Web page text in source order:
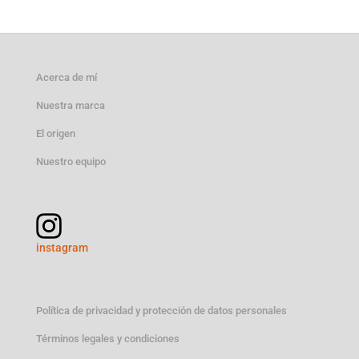
Acerca de mí
Nuestra marca
El origen
Nuestro equipo
instagram
Política de privacidad y protección de datos personales
Términos legales y condiciones